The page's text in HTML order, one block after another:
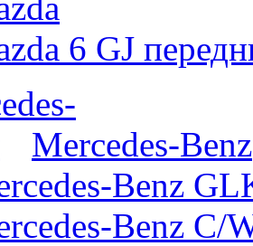
6 GJ
Mercedes-Benz
Benz
Benz C/